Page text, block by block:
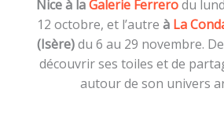
Nice à laGalerie Ferrerodu
12 octobre, et l’autre à La
(Isère)du 6 au 29 novembre.
découvrir ses toiles et de
autour de son univers